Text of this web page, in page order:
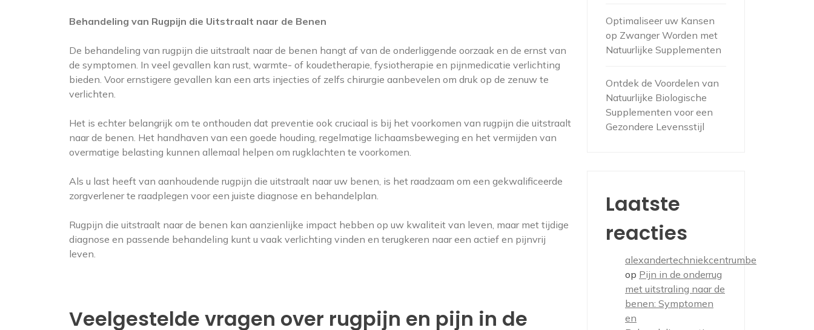
Behandeling van Rugpijn die Uitstraalt naar de Benen
De behandeling van rugpijn die uitstraalt naar de benen hangt af van de onderliggende oorzaak en de ernst van
de symptomen. In veel gevallen kan rust, warmte- of koudetherapie, fysiotherapie en pijnmedicatie verlichting
bieden. Voor ernstigere gevallen kan een arts injecties of zelfs chirurgie aanbevelen om druk op de zenuw te
verlichten.
Het is echter belangrijk om te onthouden dat preventie ook cruciaal is bij het voorkomen van rugpijn die uitstraalt
naar de benen. Het handhaven van een goede houding, regelmatige lichaamsbeweging en het vermijden van
overmatige belasting kunnen allemaal helpen om rugklachten te voorkomen.
Als u last heeft van aanhoudende rugpijn die uitstraalt naar uw benen, is het raadzaam om een ​​gekwalificeerde
zorgverlener te raadplegen voor een juiste diagnose en behandelplan.
Rugpijn die uitstraalt naar de benen kan aanzienlijke impact hebben op uw kwaliteit van leven, maar met tijdige
diagnose en passende behandeling kunt u vaak verlichting vinden en terugkeren naar een actief en pijnvrij
leven.
Veelgestelde vragen over rugpijn en pijn in de
Optimaliseer uw Kansen
op Zwanger Worden met
Natuurlijke Supplementen
Ontdek de Voordelen van
Natuurlijke Biologische
Supplementen voor een
Gezondere Levensstijl
Laatste
reacties
alexandertechniekcentrumbe
op Pijn in de onderrug
met uitstraling naar de
benen: Symptomen
en